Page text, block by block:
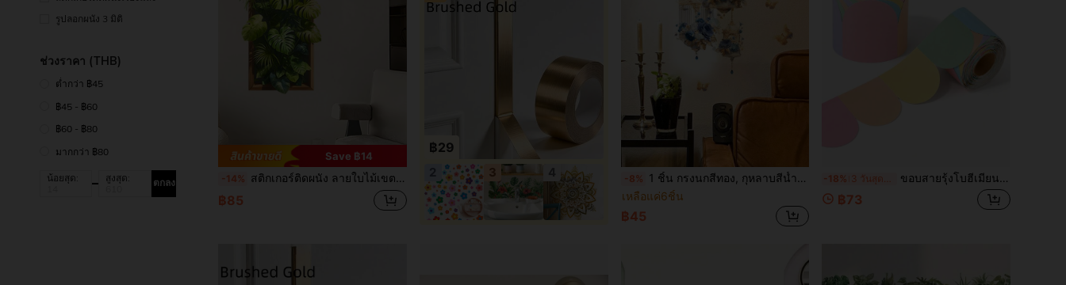
รูปลอกผนัง 3 มิติ
ช่วงราคา (THB)
ต่ำกว่า ฿45
฿45 - ฿60
฿60 - ฿80
มากกว่า ฿80
น้อยสุด: สูงสุด: ตกลง
Save ฿14
-14% สติกเกอร์ติดผนัง ลายใบไม้เขตร้อน สวนสวย ลวดลายปลอม มีผิวเงา กันน้ำ ลอกติดเอง ลบออกได้ สติ๊กเกอร์ปิดหน้าต่าง สำหรับตกแต่งห้องนั่งเล่น ห้องนอน ทางเดิน ห้องน้ำ ของขวัญวันเกิด วันสำเร็จการศึกษา ตกแต่งบ้าน ตกแต่งผนัง ตกแต่งห้องนอน การตกแต่งห้อง ของตกแต่งบ้าน ตกแต่งห้องนั่งเล่น แผ่นสติ๊กเกอร์ติดผนัง ตกแต่งส่วนบุคคล
฿85
฿29
-8% 1 ชิ้น กรงนกสีทอง, กุหลาบสีน้ำเงินไคลน์, สติกเกอร์ตกแต่งผนังลายดอกไม้ & ผีเสื้อ, สติกเกอร์ติดผนังที่สามารถลอกออกได้สำหรับห้องนอน, ห้องนั่งเล่น และการตกแต่งห้อง
เหลือแค่6ชิ้น
฿45
-18% ขอบสายรุ้งโบฮีเมียนสีสันสดใส: ตกแต่งผนังแบบติดเองและถอดออกได้ 32.8 ฟุต เหมาะสำหรับกระดานดำ กระดานประกาศ โรงเรียน บ้าน สำนักงาน ฤดูกาลกลับเข้าเรียน ตกแต่งงานปาร์ตี้เปิดโรงเรียน ตกแต่งวิทยาเขต ตกแต่งสำนักงานครู
฿73